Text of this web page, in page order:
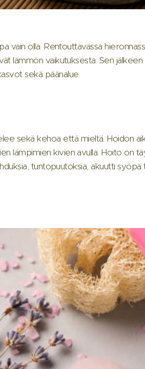
vain olla. Rentouttavassa
lämmön vaikutuksesta. Sen
sekä päänalue.
sekä kehoa että mieltä. Hoidon
lämpimien kivien avulla. Hoito on
tuntopuutoksia, akuutti